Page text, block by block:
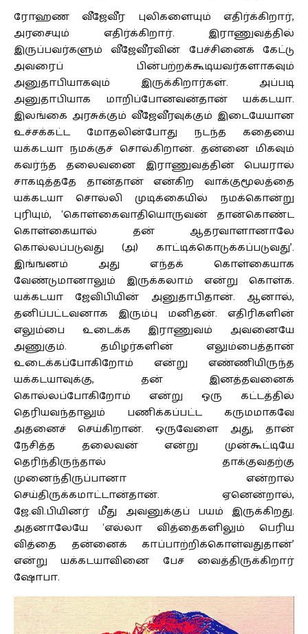
ரோஹண வீஜேவீர புலிகளையும் எதிர்க்கிறார்,
அரசையும் எதிர்க்கிறார். இராணுவத்தில்
இருப்பவர்களும் வீஜேவீரவின் பேச்சினைக் கேட்டு
அவரைப் பின்பற்றக்கூடியவர்களாகவும்
அனுதாபியாகவும் இருக்கிறார்கள். அப்படி
அனுதாபியாக மாறிப்போனவன்தான் யக்கடயா.
இலங்கை அரசுக்கும் வீஜேவீரவுக்கும் இடையேயான
உச்சக்கட்ட மோதலின்போது நடந்த கதையை
யக்கடயா நமக்குச் சொல்கிறான். தன்னை மிகவும்
கவர்ந்த தலைவனை இராணுவத்தின் பெயரால்
சாகடித்ததே தான்தான் என்கிற வாக்குமூலத்தை
யக்கடயா சொல்லி முடிக்கையில் நமக்கொன்று
புரியும், ‘கொள்கைவாதியொருவன் தான்கொண்ட
கொள்கையால் தன் ஆதரவாளானாலே
கொல்லப்படுவது (அ) காட்டிக்கொடுக்கப்படுவது’.
இங்ஙனம் அது எந்தக் கொள்கையாக
வேண்டுமானாலும் இருக்கலாம் என்று கொள்க.
யக்கடயா ஜேவிபியின் அனுதாபிதான். ஆனால்,
தனிப்பட்டவனாக இரும்பு மனிதன். எதிரிகளின்
எலும்பை உடைக்க இராணுவம் அவனையே
அணுகும். தமிழர்களின் எலும்பைத்தான்
உடைக்கப்போகிறோம் என்று எண்ணியிருந்த
யக்கடயாவுக்கு, தன் இனத்தவனைக்
கொல்லப்போகிறோம் என்று ஒரு கட்டத்தில்
தெரியவந்தாலும் பணிக்கப்பட்ட கருமமாகவே
அதனைச் செய்கிறான். ஒருவேளை அது, தான்
நேசித்த தலைவன் என்று முன்கூட்டியே
தெரிந்திருந்தால் தாக்குவதற்கு
முனைந்திருப்பானா என்றால்
செய்திருக்கமாட்டான்தான். ஏனென்றால்,
ஜே.வி.பியினர் மீது அவனுக்குப் பயம் இருக்கிறது.
அதனாலேயே ‘எல்லா வித்தைகளிலும் பெரிய
வித்தை தன்னைக் காப்பாற்றிக்கொள்வதுதான்’
என்று யக்கடயாவினை பேச வைத்திருக்கிறார்
ஷோபா.